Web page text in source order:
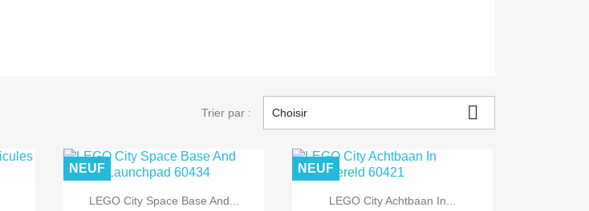
Trier par : Choisir 
 Aperçu rapide
LEGO City Space Base And...
NEUF
 Aperçu rapide
LEGO City Achtbaan In...
NEUF